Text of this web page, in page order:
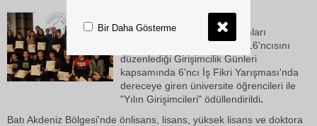
14 Aralık 2018 Cuma 14:33
ANTALYA Sanayici ve İşadamları
Derneği'nin (ANSİAD) bu yıl 16'ncısını
düzenlediği Girişimcilik Günleri
kapsamında 6'ncı İş Fikri Yarışması'nda
dereceye giren üniversite öğrencileri ile
"Yılın Girişimcileri" ödüllendirildi.
Batı Akdeniz Bölgesi'nde önlisans, lisans, yüksek lisans ve doktora
Bir Daha Gösterme